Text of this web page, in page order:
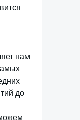
нам
до